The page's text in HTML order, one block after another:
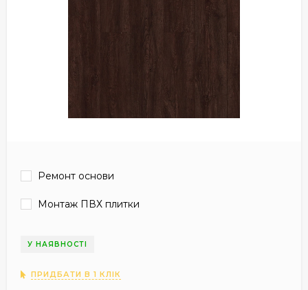
Ремонт основи
Монтаж ПВХ плитки
У НАЯВНОСТІ
ПРИДБАТИ В 1 КЛІК